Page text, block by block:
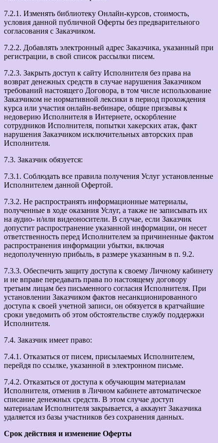
7.2.1. Изменять библиотеку Онлайн-курсов, стоимость,
условия данной публичной Оферты без предварительного
согласования с Заказчиком.
7.2.2. Добавлять электронный адрес Заказчика, указанный при
регистрации, в свой список рассылки писем.
7.2.3. Закрыть доступ к сайту Исполнителя без права на
возврат денежных средств в случае нарушения Заказчиком
требований настоящего Договора, в том числе использование
Заказчиком не нормативной лексики в период прохождения
курса или участия онлайн-вебинаре, общие призывы к
недоверию Исполнителя в Интернете, оскорбление
сотрудников Исполнителя, попытки хакерских атак, факт
нарушения Заказчиком исключительных авторских прав
Исполнителя.
7.3. Заказчик обязуется:
7.3.1. Соблюдать все правила получения Услуг установленные
Исполнителем данной Офертой.
7.3.2. Не распространять информационные материалы,
полученные в ходе оказания Услуг, а также не записывать их
на аудио- и/или видеоносители. В случае, если Заказчик
допустит распространение указанной информации, он несет
ответственность перед Исполнителем за причиненные фактом
распространения информации убытки, включая
недополученную прибыль, в размере указанным в п. 9.2.
7.3.3. Обеспечить защиту доступа к своему Личному кабинету
и не вправе передавать права по настоящему договору
третьим лицам без письменного согласия Исполнителя. При
установлении Заказчиком фактов несанкционированного
доступа к своей учетной записи, он обязуется в кратчайшие
сроки уведомить об этом обстоятельстве службу поддержки
Исполнителя.
7.4. Заказчик имеет право:
7.4.1. Отказаться от писем, присылаемых Исполнителем,
перейдя по ссылке, указанной в электронном письме.
7.4.2. Отказаться от доступа к обучающим материалам
Исполнителя, отменив в Личном кабинете автоматическое
списание денежных средств. В этом случае доступ
материалам Исполнителя закрывается, а аккаунт Заказчика
удаляется из базы участников без сохранения данных.
Срок действия и изменение Оферты